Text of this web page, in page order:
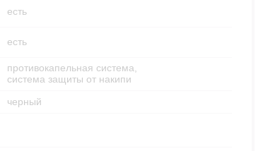
есть
есть
противокапельная система,
система защиты от накипи
черный